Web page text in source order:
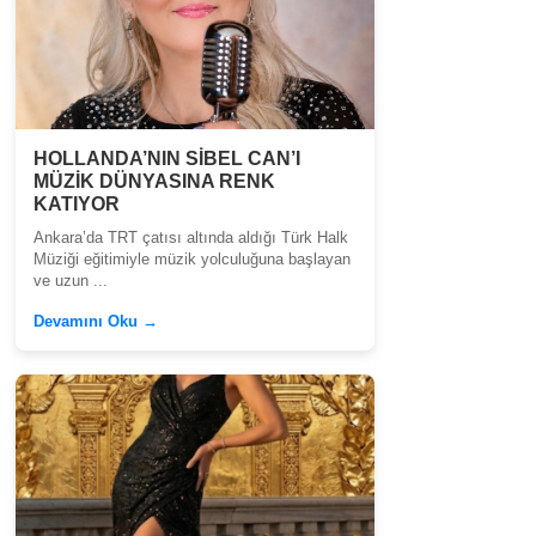
HOLLANDA’NIN SİBEL CAN’I
MÜZİK DÜNYASINA RENK
KATIYOR
Ankara’da TRT çatısı altında aldığı Türk Halk
Müziği eğitimiyle müzik yolculuğuna başlayan
ve uzun ...
Devamını Oku →